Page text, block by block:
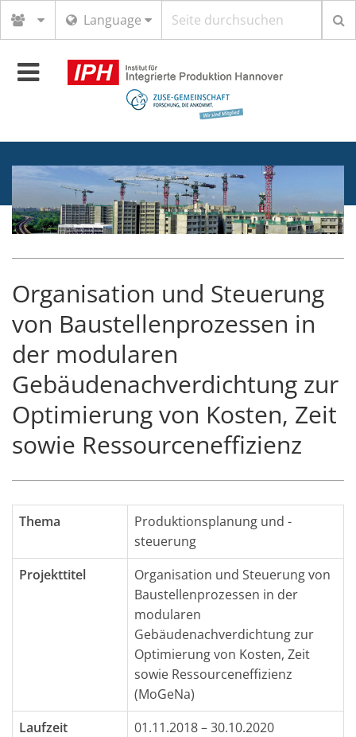
Language
Toggle
navigation
Organisation und Steuerung
von Baustellenprozessen in
der modularen
Gebäudenachverdichtung zur
Optimierung von Kosten, Zeit
sowie Ressourceneffizienz
Thema
Produktionsplanung und -
steuerung
Projekttitel
Organisation und Steuerung von
Baustellenprozessen in der
modularen
Gebäudenachverdichtung zur
Optimierung von Kosten, Zeit
sowie Ressourceneffizienz
(MoGeNa)
Laufzeit
01.11.2018 – 30.10.2020